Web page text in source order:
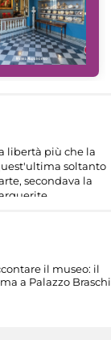
libertà più che la
soltanto
secondava la
il museo: il
a Palazzo Braschi